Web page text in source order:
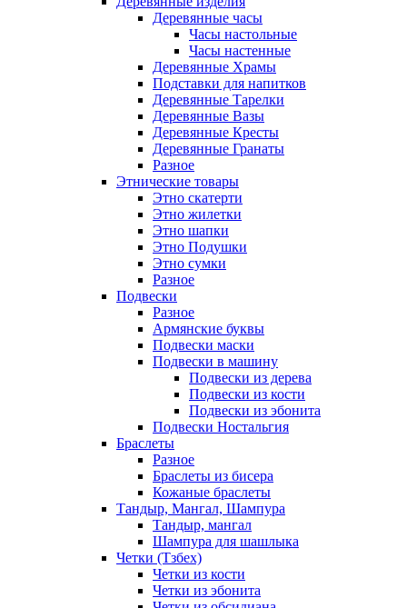
Деревянные часы
Часы настольные
Часы настенные
Деревянные Храмы
Подставки для напитков
Деревянные Тарелки
Деревянные Вазы
Деревянные Кресты
Деревянные Гранаты
Разное
Этнические товары
Этно скатерти
Этно жилетки
Этно шапки
Этно Подушки
Этно сумки
Разное
Подвески
Разное
Армянские буквы
Подвески маски
Подвески в машину
Подвески из дерева
Подвески из кости
Подвески из эбонита
Подвески Ностальгия
Браслеты
Разное
Браслеты из бисера
Кожаные браслеты
Тандыр, Мангал, Шампура
Тандыр, мангал
Шампура для шашлыка
Четки (Тзбех)
Четки из кости
Четки из эбонита